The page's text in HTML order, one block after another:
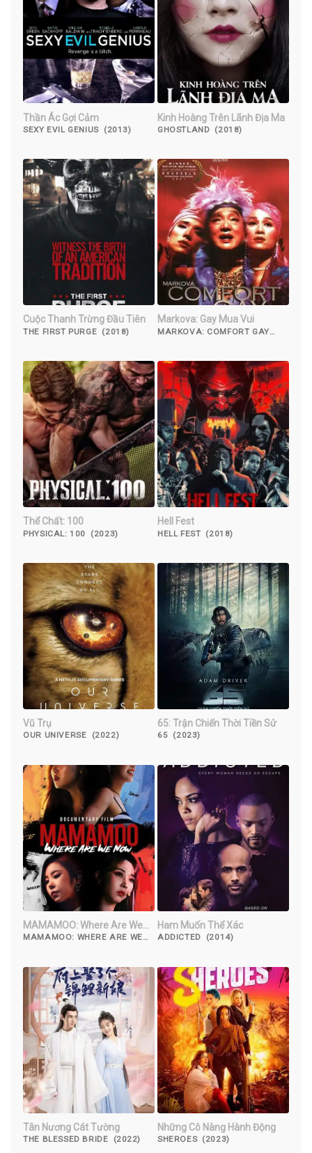
Thần Ác Gợi Cảm
SEXY EVIL GENIUS (2013)
Kinh Hoàng Trên Lãnh Địa Ma
GHOSTLAND (2018)
Cuộc Thanh Trừng Đầu Tiên
THE FIRST PURGE (2018)
Markova: Gay Mua Vui
MARKOVA: COMFORT GAY
Thể Chất: 100
PHYSICAL: 100 (2023)
Hell Fest
HELL FEST (2018)
Vũ Trụ
OUR UNIVERSE (2022)
65: Trận Chiến Thời Tiền Sử
65 (2023)
MAMAMOO: Where Are We
Now
MAMAMOO: WHERE ARE WE
Ham Muốn Thể Xác
ADDICTED (2014)
Tân Nương Cát Tường
THE BLESSED BRIDE (2022)
Những Cô Nàng Hành Động
SHEROES (2023)